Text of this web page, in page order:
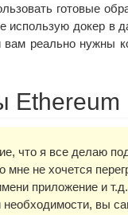
готовые
использую докер в
реально нужны
Ethereum
что я все делаю
мне не хочется
имени приложение и
вы